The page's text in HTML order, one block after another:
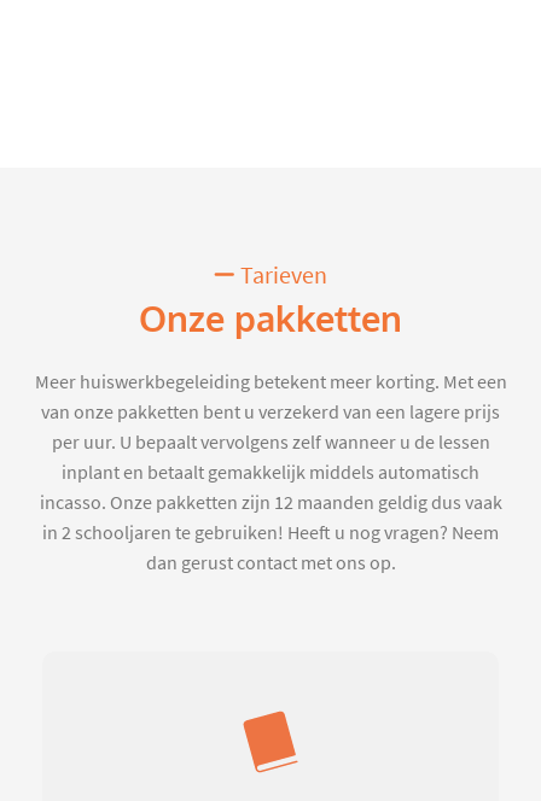
Tarieven
Onze pakketten
Meer huiswerkbegeleiding betekent meer korting. Met een
van onze pakketten bent u verzekerd van een lagere prijs
per uur. U bepaalt vervolgens zelf wanneer u de lessen
inplant en betaalt gemakkelijk middels automatisch
incasso. Onze pakketten zijn 12 maanden geldig dus vaak
in 2 schooljaren te gebruiken! Heeft u nog vragen? Neem
dan gerust contact met ons op.